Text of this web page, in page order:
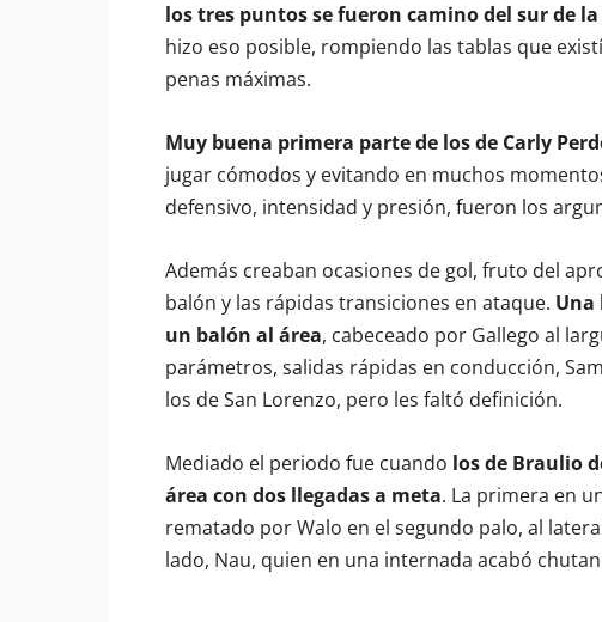
los tres puntos se fueron camino del sur de
hizo eso posible, rompiendo las tablas que
penas máximas.
Muy buena primera parte de los de Carly
jugar cómodos y evitando en muchos
defensivo, intensidad y presión, fueron los
Además creaban ocasiones de gol, fruto del
balón y las rápidas transiciones en ataque. Una
un balón al área, cabeceado por Gallego al
parámetros, salidas rápidas en conducción,
los de San Lorenzo, pero les faltó definición.
Mediado el periodo fue cuando los de Braulio
área con dos llegadas a meta. La primera en
rematado por Walo en el segundo palo, al
lado, Nau, quien en una internada acabó